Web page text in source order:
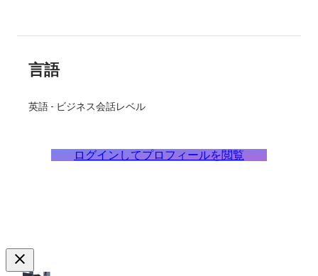
言語
英語 - ビジネス会話レベル
ログインしてプロフィールを閲覧